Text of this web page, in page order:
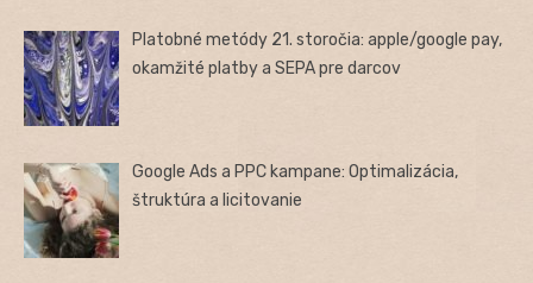
Platobné metódy 21. storočia: apple/google pay,
okamžité platby a SEPA pre darcov
Google Ads a PPC kampane: Optimalizácia,
štruktúra a licitovanie